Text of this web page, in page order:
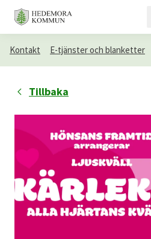
Kontakt E-tjänster och blanketter
Tillbaka